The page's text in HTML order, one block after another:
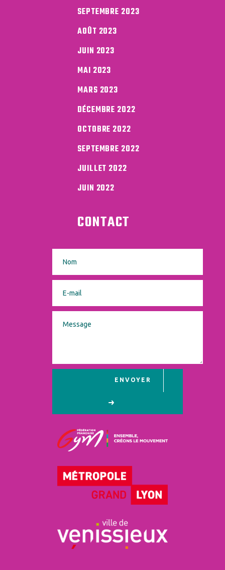
SEPTEMBRE 2023
AOÛT 2023
JUIN 2023
MAI 2023
MARS 2023
DÉCEMBRE 2022
OCTOBRE 2022
SEPTEMBRE 2022
JUILLET 2022
JUIN 2022
CONTACT
ENVOYER